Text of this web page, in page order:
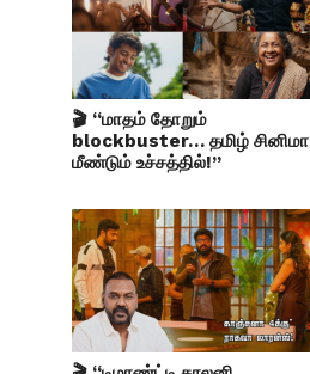
🎬 “மாதம் தோறும்
blockbuster… தமிழ் சினிமா
மீண்டும் உச்சத்தில்!”